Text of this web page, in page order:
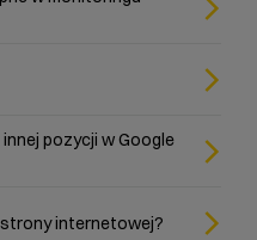
pozycji w Google
internetowej?